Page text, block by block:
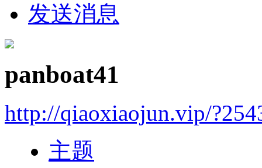
发送消息
panboat41
http://qiaoxiaojun.vip/
主题